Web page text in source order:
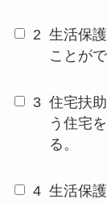
2 生活保
ことがで
3 住宅扶
う住宅
る。
4 生活保